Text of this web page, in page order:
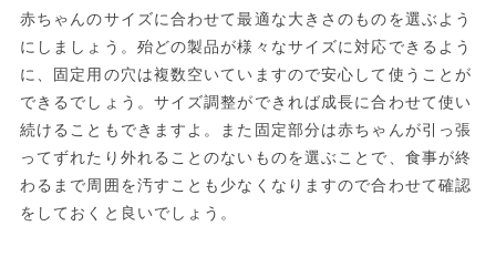
赤ちゃんのサイズに合わせて最適な大きさのものを選ぶよう
にしましょう。殆どの製品が様々なサイズに対応できるよう
に、固定用の穴は複数空いていますので安心して使うことが
できるでしょう。サイズ調整ができれば成長に合わせて使い
続けることもできますよ。また固定部分は赤ちゃんが引っ張
ってずれたり外れることのないものを選ぶことで、食事が終
わるまで周囲を汚すことも少なくなりますので合わせて確認
をしておくと良いでしょう。